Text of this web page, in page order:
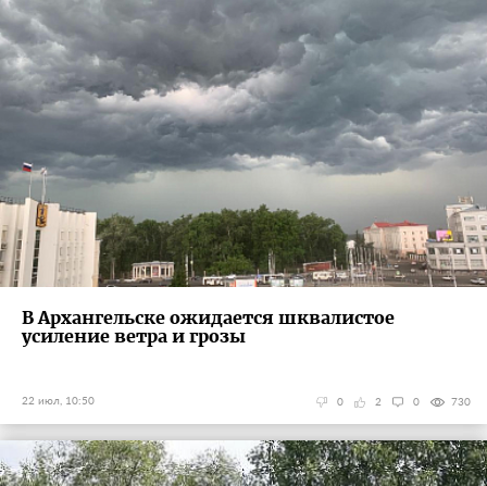
В Архангельске ожидается шквалистое
усиление ветра и грозы
22 июл, 10:50 730
0
2
0